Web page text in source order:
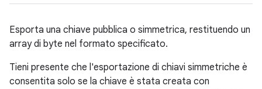
Esporta una chiave pubblica o simmetrica, restituendo un
array di byte nel formato specificato.
Tieni presente che l'esportazione di chiavi simmetriche è
consentita solo se la chiave è stata creata con